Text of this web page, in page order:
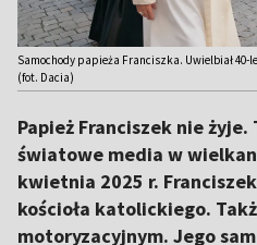
Samochody papieża Franciszka. Uwielbiał 40-
(fot. Dacia)
Papież Franciszek nie
światowe media w
kwietnia 2025 r.
kościoła katolickiego.
motoryzacyjnym. Jego